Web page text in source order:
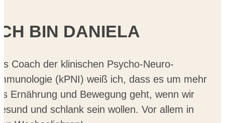
BIN DANIELA
Coach der klinischen Psycho-Neuro-
(kPNI) weiß ich, dass es um mehr
Ernährung und Bewegung geht, wenn wir
und schlank sein wollen. Vor allem in